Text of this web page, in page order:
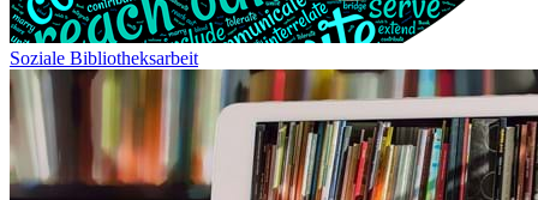
Soziale Bibliotheksarbeit